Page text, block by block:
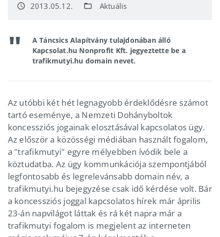
access_time 2013.05.12. folder_open Aktuális
A Táncsics Alapítvány tulajdonában álló
Kapcsolat.hu Nonprofit Kft. jegyeztette be a
trafikmutyi.hu domain nevet.
Az utóbbi két hét legnagyobb érdeklődésre számot
tartó eseménye, a Nemzeti Dohányboltok
koncessziós jogainak elosztásával kapcsolatos ügy.
Az először a közösségi médiában használt fogalom,
a "trafikmutyi" egyre mélyebben ívódik bele a
köztudatba. Az ügy kommunkációja szempontjából
legfontosabb és legrelevánsabb domain név, a
trafikmutyi.hu bejegyzése csak idő kérdése volt. Bár
a koncessziós joggal kapcsolatos hírek már április
23-án napvilágot láttak és rá két napra már a
trafikmutyi fogalom is megjelent az interneten